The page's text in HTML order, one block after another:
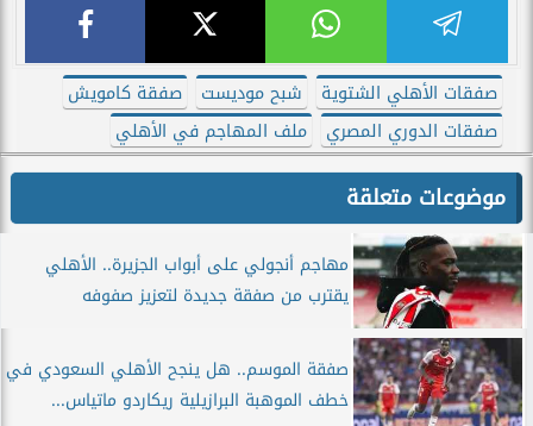
صفقات الأهلي الشتوية شبح موديست
صفقة كامويش
صفقات الدوري المصري
ملف المهاجم في الأهلي
موضوعات متعلقة
مهاجم أنجولي على أبواب الجزيرة.. الأهلي
يقترب من صفقة جديدة لتعزيز صفوفه
صفقة الموسم.. هل ينجح الأهلي السعودي في
خطف الموهبة البرازيلية ريكاردو ماتياس...